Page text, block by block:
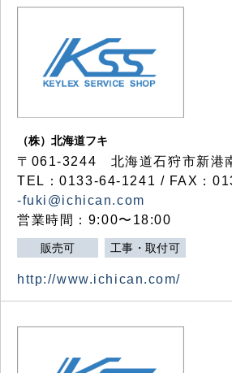
（株）北海道フキ
〒061-3244 北海道石狩市新港
TEL：0133-64-1241 / FAX：
-fuki@ichican.com
営業時間：9:00〜18:00
販売可 工事・取付可
http://www.ichican.com/